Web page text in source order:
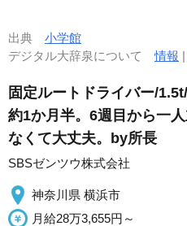
出典 小学館
デジタル大辞泉について情報 |
固定ルートドライバー/
約1か月半。6週目から一
なくて大丈夫。by所長
SBSゼンツウ株式会社
神奈川県 横浜市
月給28万3,655円～